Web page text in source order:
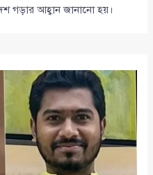
গড়ার আহ্বান জানানো হয়।